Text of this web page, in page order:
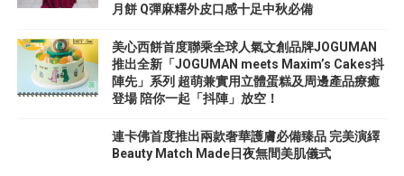
月餅 Q彈麻糬外皮口感十足中秋必備
美心西餅首度聯乘全球人氣文創品牌JOGUMAN
推出全新「JOGUMAN meets Maxim’s Cakes抖
陣先」系列 超萌兼實用立體蛋糕及周邊產品療癒
登場 陪你一起「抖陣」放空！
連卡佛首度推出兩款奢華護膚必備臻品 完美演繹
Beauty Match Made日夜無間美肌儀式